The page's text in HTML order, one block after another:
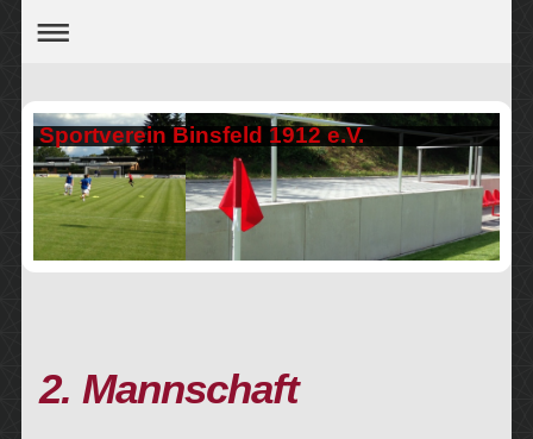
Sportverein Binsfeld 1912 e.V.
2. Mannschaft